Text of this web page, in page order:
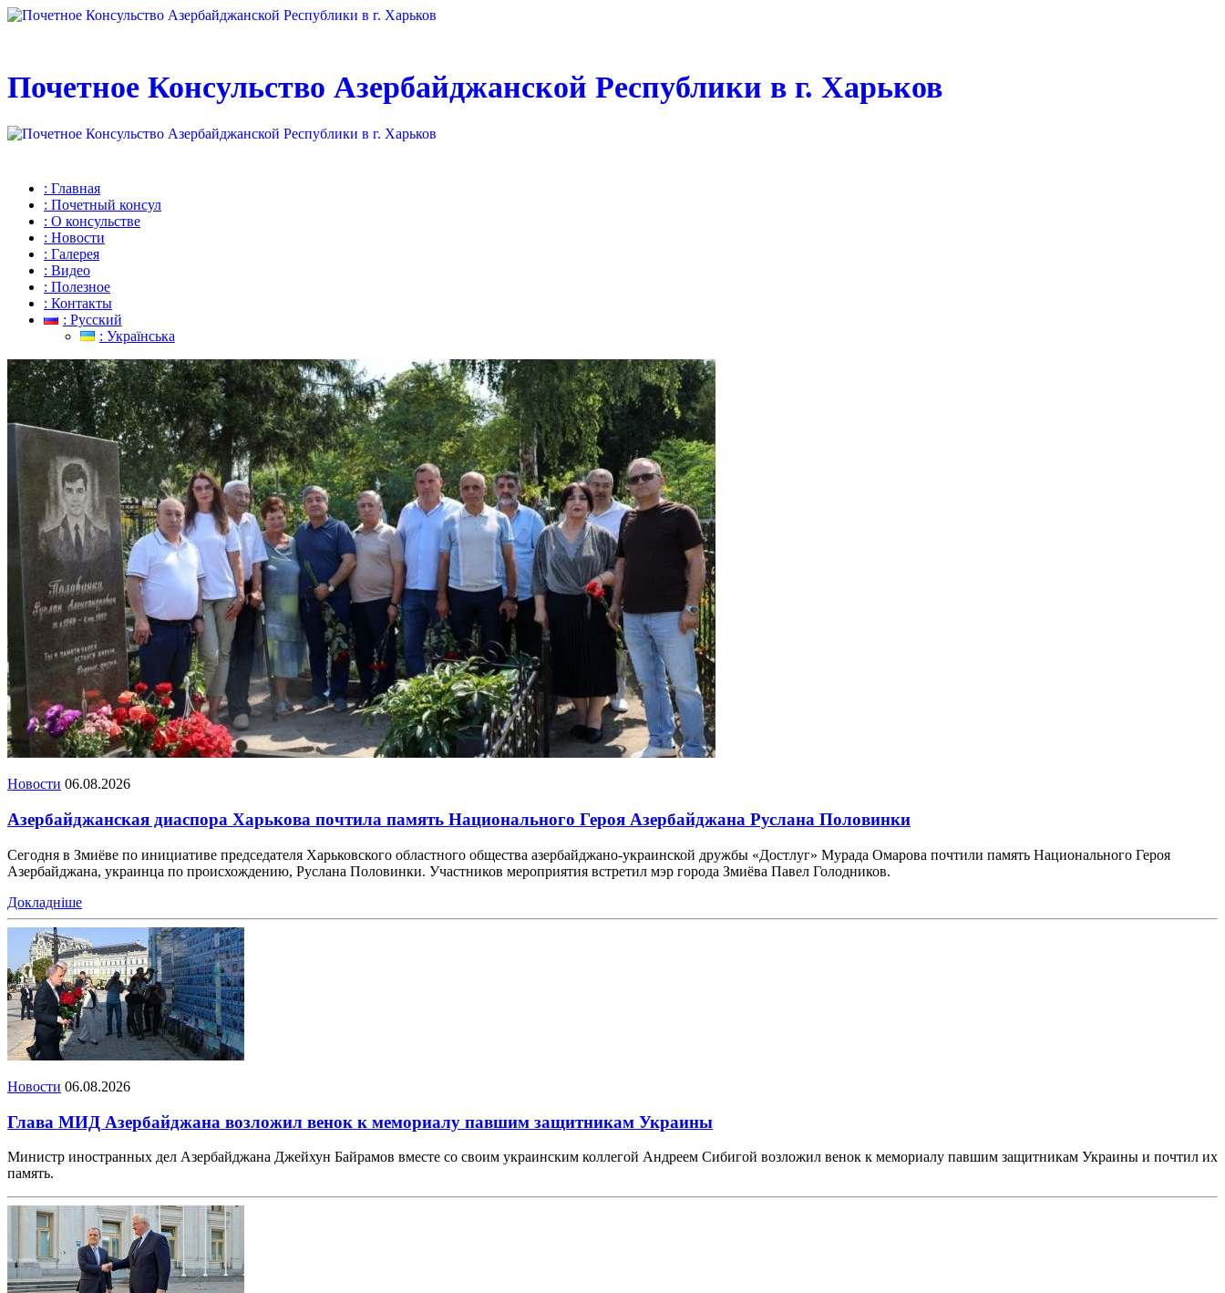
Почетное Консульство Азербайджанской Республики в г. Харьков
: Главная
: Почетный консул
: О консульстве
: Новости
: Галерея
: Видео
: Полезное
: Контакты
: Русский
: Українська
Новости 06.08.2026
Азербайджанская диаспора Харькова почтила память Национального Героя Азербайджана Руслана Половинки
Сегодня в Змиёве по инициативе председателя Харьковского областного общества азербайджано-украинской дружбы «Достлуг» Мурада Омарова почтили память Национального Героя
Азербайджана, украинца по происхождению, Руслана Половинки. Участников мероприятия встретил мэр города Змиёва Павел Голодников.
Докладніше
Новости 06.08.2026
Глава МИД Азербайджана возложил венок к мемориалу павшим защитникам Украины
Министр иностранных дел Азербайджана Джейхун Байрамов вместе со своим украинским коллегой Андреем Сибигой возложил венок к мемориалу павшим защитникам Украины и почтил их
память.